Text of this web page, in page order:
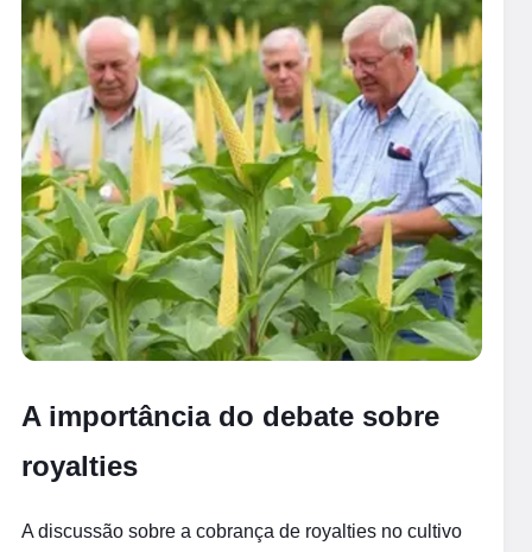
A importância do debate sobre
royalties
A discussão sobre a cobrança de royalties no cultivo